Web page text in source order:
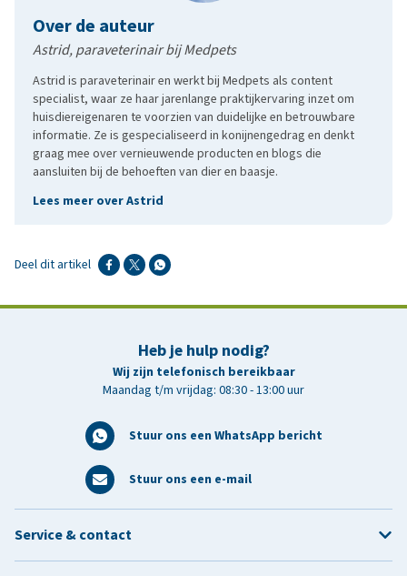
Over de auteur
Astrid, paraveterinair bij Medpets
Astrid is paraveterinair en werkt bij Medpets als content
specialist, waar ze haar jarenlange praktijkervaring inzet om
huisdiereigenaren te voorzien van duidelijke en betrouwbare
informatie. Ze is gespecialiseerd in konijnengedrag en denkt
graag mee over vernieuwende producten en blogs die
aansluiten bij de behoeften van dier en baasje.
Lees meer over Astrid
Deel dit artikel
Heb je hulp nodig?
Wij zijn telefonisch bereikbaar
Maandag t/m vrijdag: 08:30 - 13:00 uur
Stuur ons een WhatsApp bericht
Stuur ons een e-mail
Service & contact